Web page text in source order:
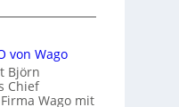
von Wago
Björn
Chief
Wago mit